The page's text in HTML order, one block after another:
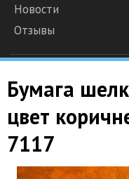
Новости
Отзывы
Бумага
цвет
7117